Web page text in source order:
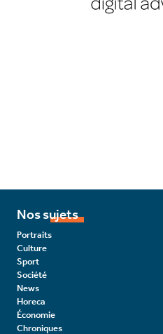
Nos sujets
Portraits
Culture
Sport
Société
News
Horeca
Économie
Chroniques